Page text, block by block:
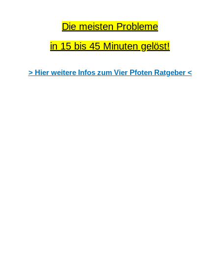
Die meisten Probleme
in 15 bis 45 Minuten gelöst!
> Hier weitere Infos zum Vier Pfoten Ratgeber <